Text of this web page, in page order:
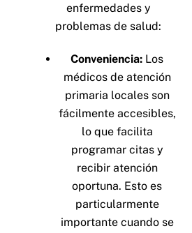
enfermedades y
problemas de salud:
Conveniencia: Los
médicos de atención
primaria locales son
fácilmente accesibles,
lo que facilita
programar citas y
recibir atención
oportuna. Esto es
particularmente
importante cuando se